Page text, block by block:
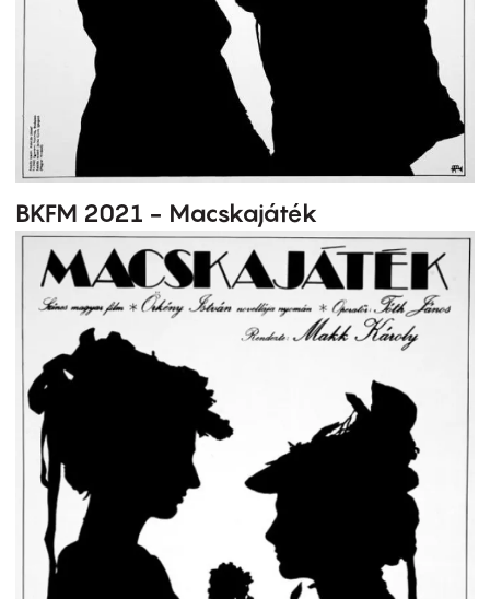
BKFM 2021 - Macskajáték